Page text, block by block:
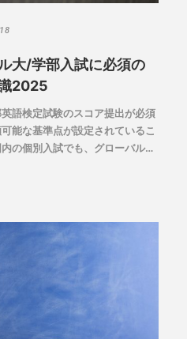
大/学部入試に必須の
2025
語検定試験のスコア提出が必須
能な基準点が設定されているこ
の個別入試でも、グローバル
基礎知識をお届けします。